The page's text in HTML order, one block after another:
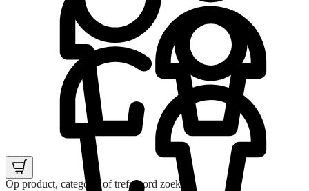
Op product, categorie of trefwoord zoeken